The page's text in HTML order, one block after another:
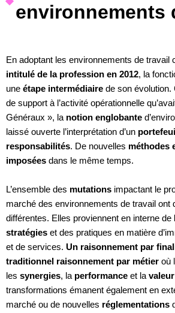
environnements
En adoptant les environnements de travail
intitulé de la profession en 2012, la
une étape intermédiaire de son évolution.
de support à l’activité opérationnelle
Généraux », la notion englobante
laissé ouverte l’interprétation d’un
responsabilités. De nouvelles méthodes
imposées dans le même temps.
L’ensemble des mutations impactant le
marché des environnements de travail ont
différentes. Elles proviennent en interne de
stratégies et des pratiques en matière
et de services. Un raisonnement par
traditionnel raisonnement par métier où
les synergies, la performance et la
transformations émanent également en
marché ou de nouvelles réglementations